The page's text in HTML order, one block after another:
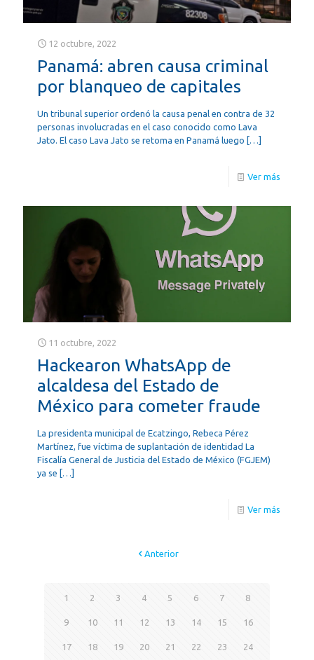
12 octubre, 2022
Panamá: abren causa criminal
por blanqueo de capitales
Un tribunal superior ordenó la causa penal en contra de 32
personas involucradas en el caso conocido como Lava
Jato. El caso Lava Jato se retoma en Panamá luego […]
Ver más
11 octubre, 2022
Hackearon WhatsApp de
alcaldesa del Estado de
México para cometer fraude
La presidenta municipal de Ecatzingo, Rebeca Pérez
Martínez, fue víctima de suplantación de identidad La
Fiscalía General de Justicia del Estado de México (FGJEM)
ya se […]
Ver más
Anterior
1 2 3 4 5 6 7 8
9 10 11 12 13 14 15 16
17 18 19 20 21 22 23 24